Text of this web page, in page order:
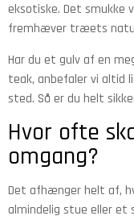
eksotiske. Det smukke
fremhæver træets
Har du et gulv af en
teak, anbefaler vi altid
sted. Så er du helt
Hvor ofte
omgang?
Det afhænger helt af,
almindelig stue eller et